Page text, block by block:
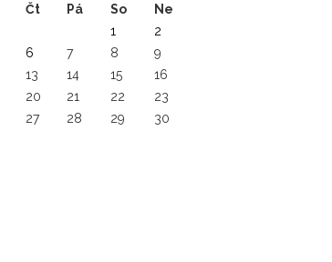
Čt Pá So
Ne
1
2
6 7 8
9
13 14 15
16
20 21 22
23
27 28 29
30